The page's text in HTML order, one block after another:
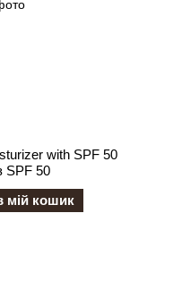
with SPF 50
SPF 50
мій кошик